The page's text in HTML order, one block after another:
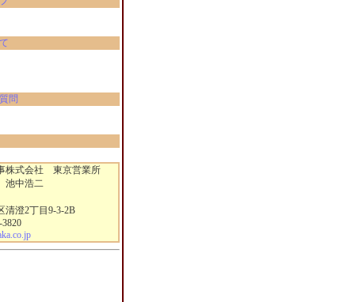
問
式会社 東京営業所
中浩二
澄2丁目9-3-2B